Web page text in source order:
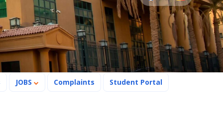
JOBS Complaints Student Portal